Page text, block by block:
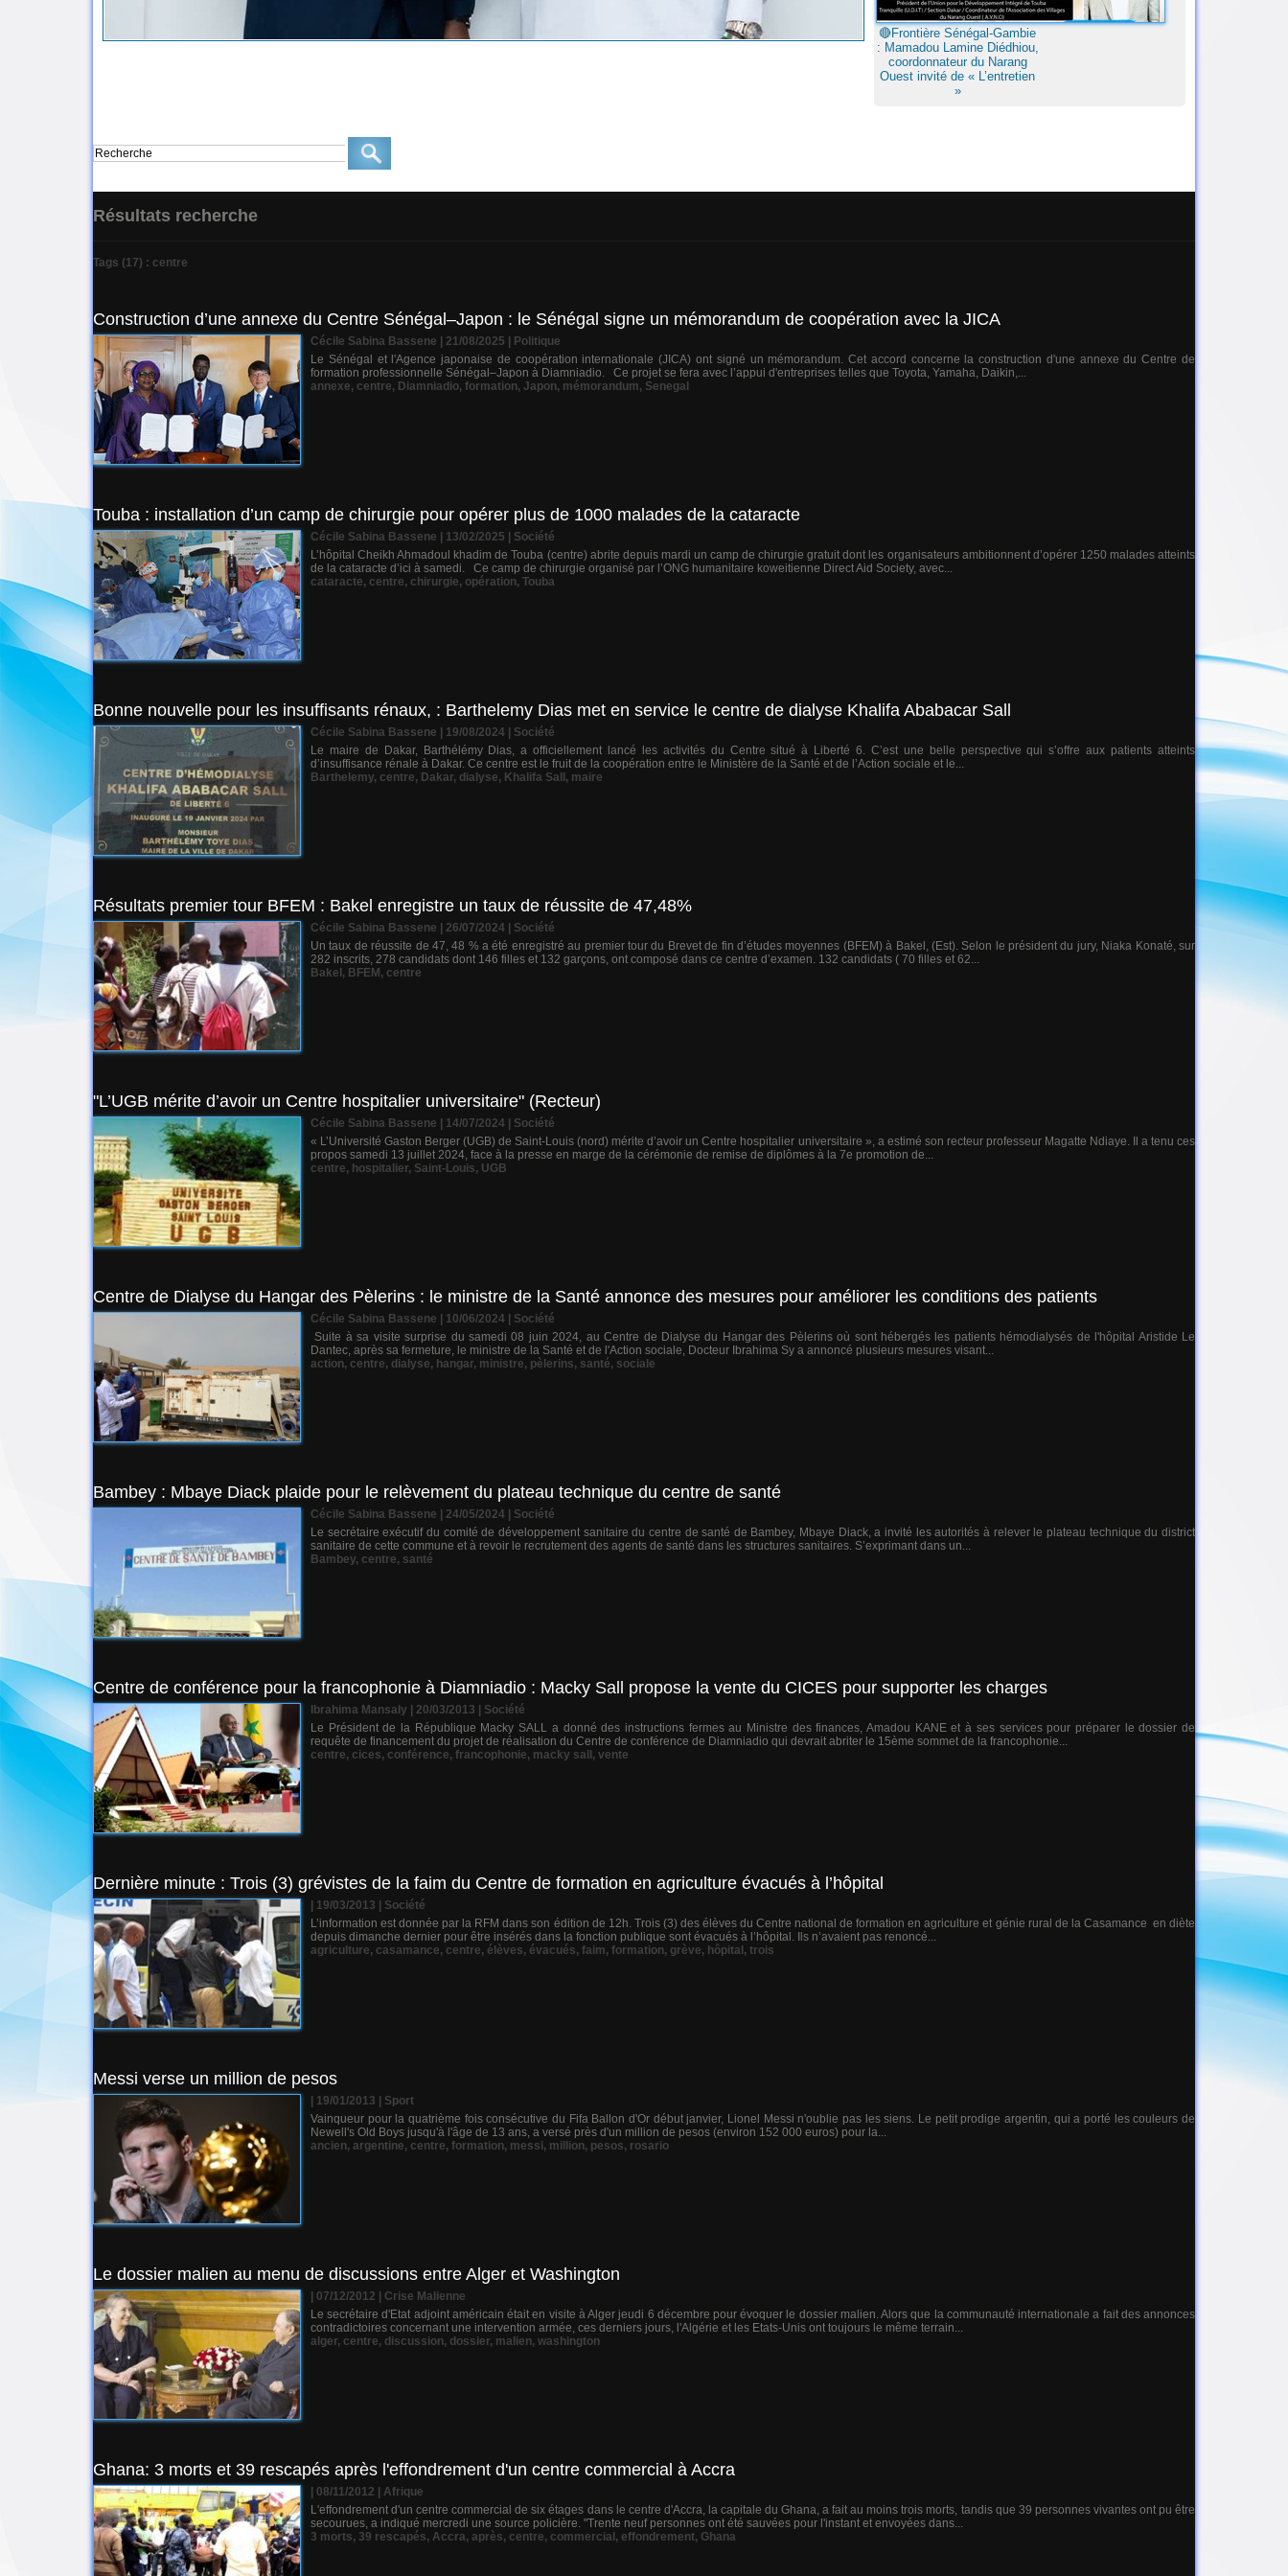
🔴Frontière Sénégal-Gambie
: Mamadou Lamine Diédhiou,
coordonnateur du Narang
Ouest invité de « L’entretien
»
Résultats recherche
Tags (17) : centre
Construction d’une annexe du Centre Sénégal–Japon : le Sénégal signe un mémorandum de coopération avec la JICA
Cécile Sabina Bassene | 21/08/2025
Politique
Le Sénégal et l'Agence japonaise de coopération internationale (JICA) ont signé un mémorandum. Cet accord concerne la construction d'une annexe du Centre de
formation professionnelle Sénégal–Japon à Diamniadio. Ce projet se fera avec l’appui d'entreprises telles que Toyota, Yamaha, Daikin,...
annexe, centre, Diamniadio, formation, Japon, mémorandum, Senegal
Touba : installation d’un camp de chirurgie pour opérer plus de 1000 malades de la cataracte
Cécile Sabina Bassene | 13/02/2025
Société
L’hôpital Cheikh Ahmadoul khadim de Touba (centre) abrite depuis mardi un camp de chirurgie gratuit dont les organisateurs ambitionnent d’opérer 1250 malades atteints
de la cataracte d’ici à samedi. Ce camp de chirurgie organisé par l’ONG humanitaire koweitienne Direct Aid Society, avec...
cataracte, centre, chirurgie, opération, Touba
Bonne nouvelle pour les insuffisants rénaux, : Barthelemy Dias met en service le centre de dialyse Khalifa Ababacar Sall
Cécile Sabina Bassene | 19/08/2024
Société
Le maire de Dakar, Barthélémy Dias, a officiellement lancé les activités du Centre situé à Liberté 6. C’est une belle perspective qui s’offre aux patients atteints
d’insuffisance rénale à Dakar. Ce centre est le fruit de la coopération entre le Ministère de la Santé et de l’Action sociale et le...
Barthelemy, centre, Dakar, dialyse, Khalifa Sall , maire
Résultats premier tour BFEM : Bakel enregistre un taux de réussite de 47,48%
Cécile Sabina Bassene | 26/07/2024
Société
Un taux de réussite de 47, 48 % a été enregistré au premier tour du Brevet de fin d’études moyennes (BFEM) à Bakel, (Est). Selon le président du jury, Niaka Konaté, sur
282 inscrits, 278 candidats dont 146 filles et 132 garçons, ont composé dans ce centre d’examen. 132 candidats ( 70 filles et 62...
Bakel , BFEM , centre
"L’UGB mérite d’avoir un Centre hospitalier universitaire" (Recteur)
Cécile Sabina Bassene | 14/07/2024
Société
« L’Université Gaston Berger (UGB) de Saint-Louis (nord) mérite d’avoir un Centre hospitalier universitaire », a estimé son recteur professeur Magatte Ndiaye. Il a tenu ces
propos samedi 13 juillet 2024, face à la presse en marge de la cérémonie de remise de diplômes à la 7e promotion de...
centre, hospitalier, Saint-Louis, UGB
Centre de Dialyse du Hangar des Pèlerins : le ministre de la Santé annonce des mesures pour améliorer les conditions des patients
Cécile Sabina Bassene | 10/06/2024
Société
Suite à sa visite surprise du samedi 08 juin 2024, au Centre de Dialyse du Hangar des Pèlerins où sont hébergés les patients hémodialysés de l'hôpital Aristide Le
Dantec, après sa fermeture, le ministre de la Santé et de l'Action sociale, Docteur Ibrahima Sy a annoncé plusieurs mesures visant...
action, centre, dialyse, hangar, ministre, pèlerins, santé, sociale
Bambey : Mbaye Diack plaide pour le relèvement du plateau technique du centre de santé
Cécile Sabina Bassene | 24/05/2024
Société
Le secrétaire exécutif du comité de développement sanitaire du centre de santé de Bambey, Mbaye Diack, a invité les autorités à relever le plateau technique du district
sanitaire de cette commune et à revoir le recrutement des agents de santé dans les structures sanitaires. S’exprimant dans un...
Bambey, centre, santé
Centre de conférence pour la francophonie à Diamniadio : Macky Sall propose la vente du CICES pour supporter les charges
Ibrahima Mansaly | 20/03/2013
Société
Le Président de la République Macky SALL a donné des instructions fermes au Ministre des finances, Amadou KANE et à ses services pour préparer le dossier de
requête de financement du projet de réalisation du Centre de conférence de Diamniadio qui devrait abriter le 15ème sommet de la francophonie...
centre, cices, conférence, francophonie, macky sall , vente
Dernière minute : Trois (3) grévistes de la faim du Centre de formation en agriculture évacués à l’hôpital
| 19/03/2013
Société
L’information est donnée par la RFM dans son édition de 12h. Trois (3) des élèves du Centre national de formation en agriculture et génie rural de la Casamance en diète
depuis dimanche dernier pour être insérés dans la fonction publique sont évacués à l’hôpital. Ils n’avaient pas renoncé...
agriculture, casamance, centre, élèves, évacués, faim, formation, grève, hôpital , trois
Messi verse un million de pesos
| 19/01/2013
Sport
Vainqueur pour la quatrième fois consécutive du Fifa Ballon d'Or début janvier, Lionel Messi n'oublie pas les siens. Le petit prodige argentin, qui a porté les couleurs de
Newell's Old Boys jusqu'à l'âge de 13 ans, a versé près d'un million de pesos (environ 152 000 euros) pour la...
ancien, argentine, centre, formation, messi, million, pesos, rosario
Le dossier malien au menu de discussions entre Alger et Washington
| 07/12/2012
Crise Malienne
Le secrétaire d'Etat adjoint américain était en visite à Alger jeudi 6 décembre pour évoquer le dossier malien. Alors que la communauté internationale a fait des annonces
contradictoires concernant une intervention armée, ces derniers jours, l'Algérie et les Etats-Unis ont toujours le même terrain...
alger, centre, discussion, dossier, malien, washington
Ghana: 3 morts et 39 rescapés après l'effondrement d'un centre commercial à Accra
| 08/11/2012
Afrique
L'effondrement d'un centre commercial de six étages dans le centre d'Accra, la capitale du Ghana, a fait au moins trois morts, tandis que 39 personnes vivantes ont pu être
secourues, a indiqué mercredi une source policière. "Trente neuf personnes ont été sauvées pour l'instant et envoyées dans...
3 morts, 39 rescapés, Accra, après, centre, commercial , effondrement, Ghana